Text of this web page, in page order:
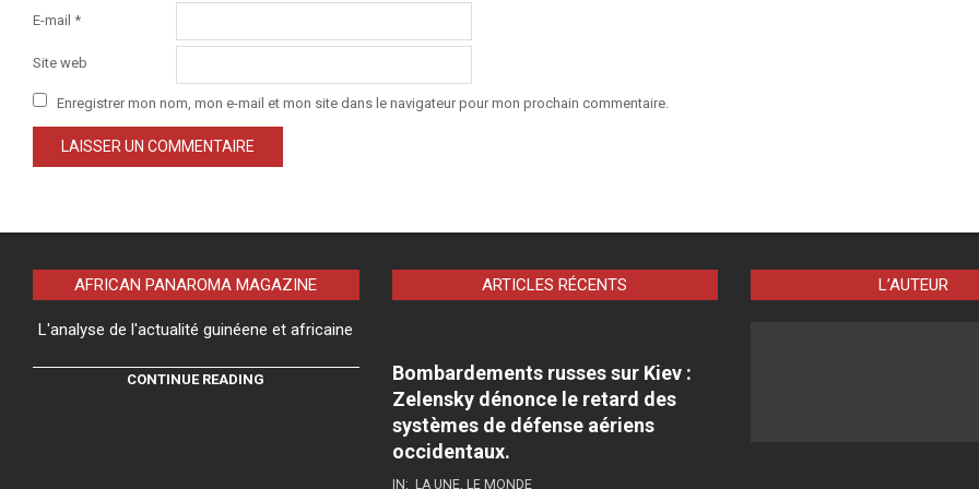
E-mail *
Site web
Enregistrer mon nom, mon e-mail et mon site dans le navigateur pour mon prochain commentaire.
AFRICAN PANAROMA MAGAZINE
L'analyse de l'actualité guinéene et africaine
CONTINUE READING
ARTICLES RÉCENTS
Bombardements russes sur Kiev :
Zelensky dénonce le retard des
systèmes de défense aériens
occidentaux.
IN: LA UNE, LE MONDE
L’AUTEUR